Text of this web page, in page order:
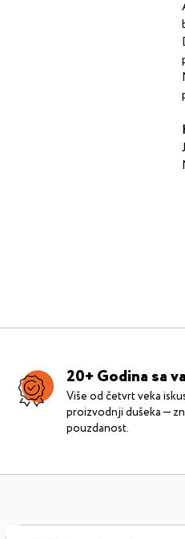
20+ Godina sa
Više od četvrt veka
proizvodnji dušeka —
pouzdanost.